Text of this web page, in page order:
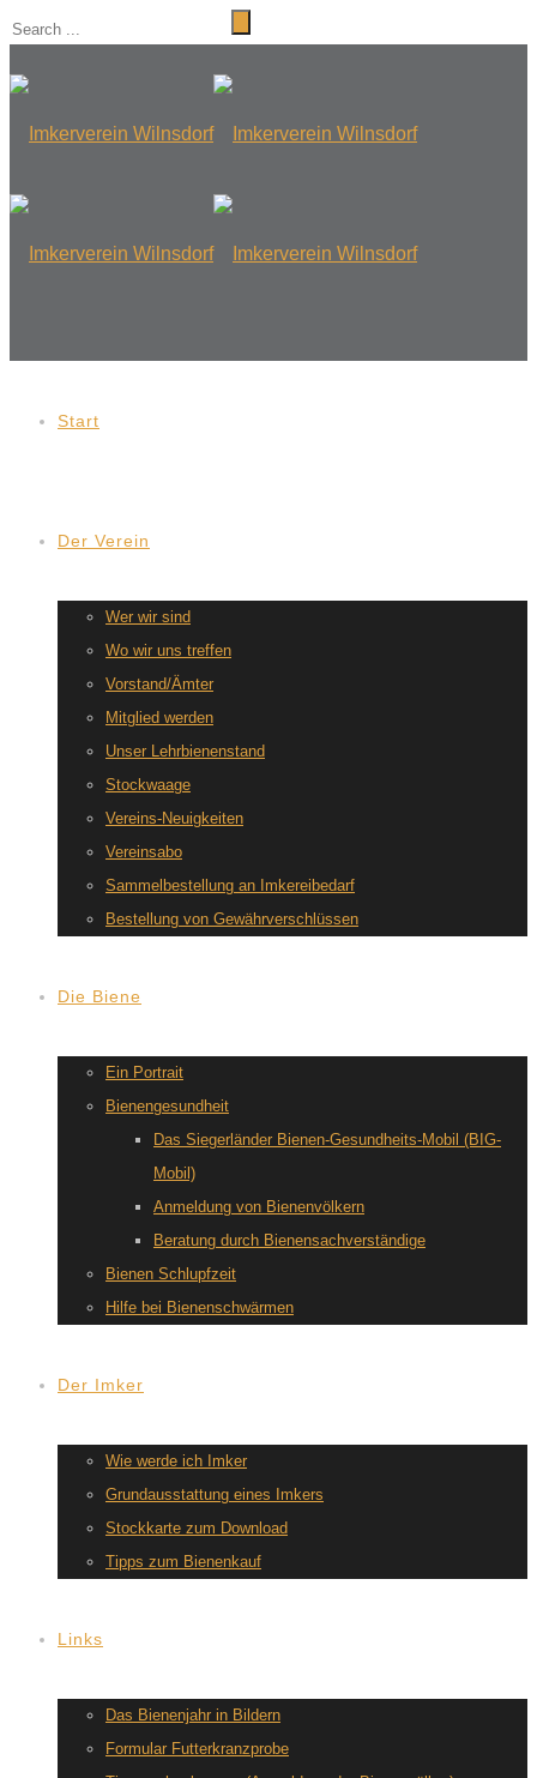
Start
Der Verein
Wer wir sind
Wo wir uns treffen
Vorstand/Ämter
Mitglied werden
Unser Lehrbienenstand
Stockwaage
Vereins-Neuigkeiten
Vereinsabo
Sammelbestellung an Imkereibedarf
Bestellung von Gewährverschlüssen
Die Biene
Ein Portrait
Bienengesundheit
Das Siegerländer Bienen-Gesundheits-Mobil (BIG-
Mobil)
Anmeldung von Bienenvölkern
Beratung durch Bienensachverständige
Bienen Schlupfzeit
Hilfe bei Bienenschwärmen
Der Imker
Wie werde ich Imker
Grundausstattung eines Imkers
Stockkarte zum Download
Tipps zum Bienenkauf
Links
Das Bienenjahr in Bildern
Formular Futterkranzprobe